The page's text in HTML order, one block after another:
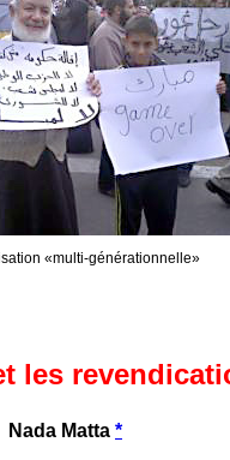
«multi-générationnelle»
les
Nada Matta *